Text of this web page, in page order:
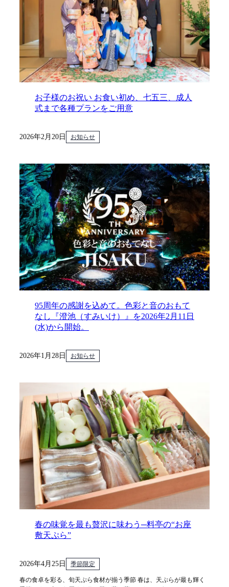
お子様のお祝い お食い初め、七五三、成人
式まで各種プランをご用意
2026年2月20日 お知らせ
95周年の感謝を込めて。色彩と音のおもて
なし『澄池（すみいけ）』を2026年2月11日
(水)から開始。
2026年1月28日 お知らせ
春の味覚を最も贅沢に味わう─料亭の“お座
敷天ぷら”
2026年4月25日 季節限定
春の食卓を彩る、旬天ぷら食材が揃う季節 春は、天ぷらが最も輝く